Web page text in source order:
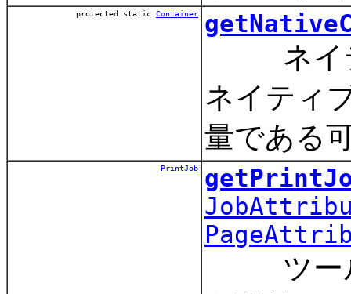
protected static Container
ネイテ
ネイティ
量である
PrintJob
ツール